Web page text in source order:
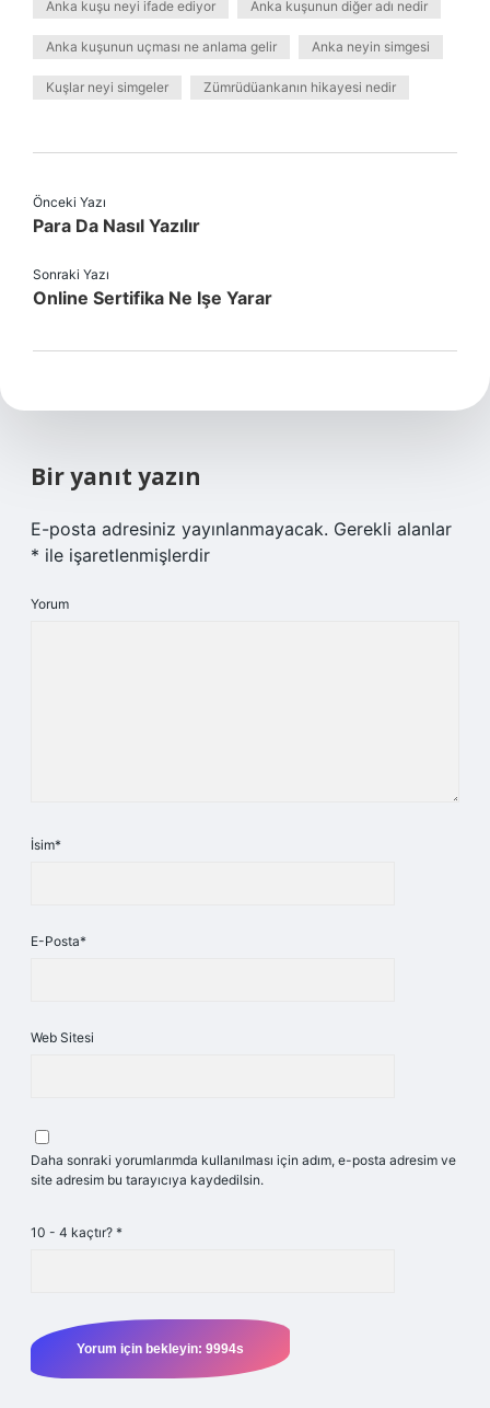
Anka kuşu neyi ifade ediyor Anka kuşunun diğer adı nedir
Anka kuşunun uçması ne anlama gelir Anka neyin simgesi
Kuşlar neyi simgeler Zümrüdüankanın hikayesi nedir
Önceki Yazı
Para Da Nasıl Yazılır
Sonraki Yazı
Online Sertifika Ne Işe Yarar
Bir yanıt yazın
E-posta adresiniz yayınlanmayacak. Gerekli alanlar
* ile işaretlenmişlerdir
Yorum
İsim*
E-Posta*
Web Sitesi
Daha sonraki yorumlarımda kullanılması için adım, e-posta adresim ve
site adresim bu tarayıcıya kaydedilsin.
10 - 4 kaçtır? *